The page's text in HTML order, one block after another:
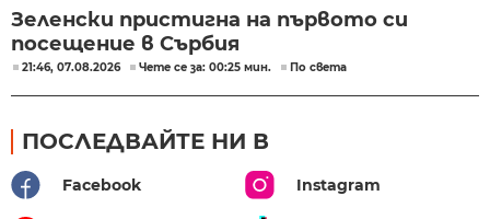
Зеленски пристигна на първото си
посещение в Сърбия
21:46, 07.08.2026 Чете се за: 00:25 мин. По света
ПОСЛЕДВАЙТЕ НИ В
Facebook Instagram